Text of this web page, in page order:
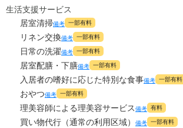
生活支援サービス
居室清掃備考 一部有料
リネン交換備考 一部有料
日常の洗濯備考 一部有料
居室配膳・下膳備考 一部有料
入居者の嗜好に応じた特別な食事備考 一部有料
おやつ備考 一部有料
理美容師による理美容サービス備考 有料
買い物代行（通常の利用区域） 備考 一部有料